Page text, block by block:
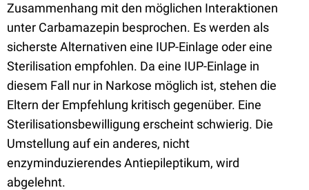
Zusammenhang mit den möglichen Interaktionen
unter Carbamazepin besprochen. Es werden als
sicherste Alternativen eine IUP-Einlage oder eine
Sterilisation empfohlen. Da eine IUP-Einlage in
diesem Fall nur in Narkose möglich ist, stehen die
Eltern der Empfehlung kritisch gegenüber. Eine
Sterilisationsbewilligung erscheint schwierig. Die
Umstellung auf ein anderes, nicht
enzyminduzierendes Antiepileptikum, wird
abgelehnt.